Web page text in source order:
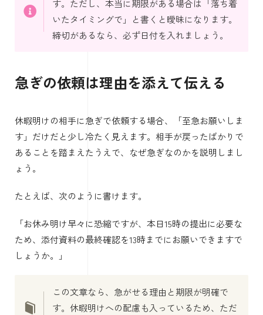
す。ただし、本当に期限がある場合は「落ち着
いたタイミングで」と書くと曖昧になります。
締切があるなら、必ず日付を入れましょう。
急ぎの依頼は理由を添えて伝える
休暇明けの相手に急ぎで依頼する場合、「至急お願いしま
す」だけだと少し冷たく見えます。相手が戻ったばかりで
あることを踏まえたうえで、なぜ急ぎなのかを説明しまし
ょう。
たとえば、次のように書けます。
「お休み明け早々に恐縮ですが、本日15時の提出に必要な
ため、添付資料の最終確認を13時までにお願いできますで
しょうか。」
この文章なら、急がせる理由と期限が明確で
す。休暇明けへの配慮も入っているため、ただ